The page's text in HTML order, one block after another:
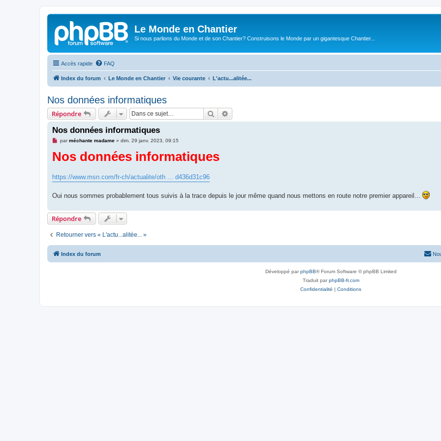
Le Monde en Chantier
Si nous parlions du Monde et de son Chantier? Construisons le Monde par un gigantesque Chantier...
Accès rapide FAQ
Index du forum Le Monde en Chantier Vie courante L'actu...alitée...
Nos données informatiques
Répondre Rechercher
Nos données informatiques
M
s
s
e
n
n
l
parméchante madame» dim. 29 janv. 2023, 09:15
Nos données informatiques
https://www.msn.com/fr-ch/actualite/oth ... d436d31c96
Oui nous sommes probablement tous suivis à la trace depuis le jour même quand nous mettons en route notre premier appareil...
Répondre
Retourner vers « L'actu...alitée... »
Index du forum
Développé parphpBB® Forum Software © phpBB Limited
Traduit parphpBB-fr.com
Confidentialité | Conditions